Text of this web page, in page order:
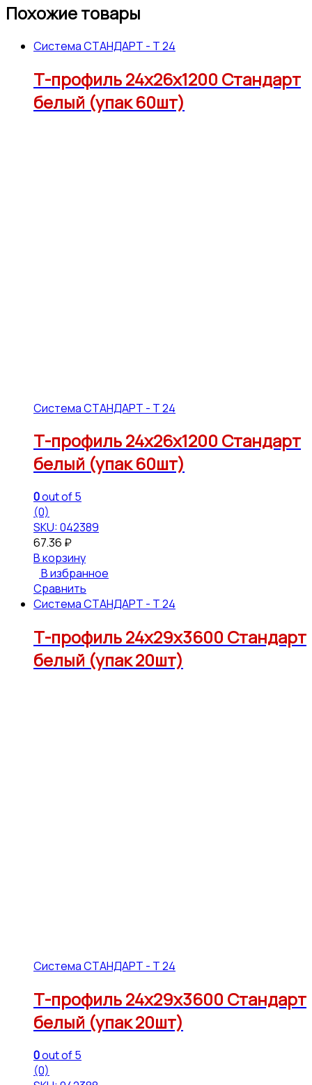
Похожие товары
Система СТАНДАРТ - Т 24
Т-профиль 24х26х1200 Стандарт
белый (упак 60шт)
Система СТАНДАРТ - Т 24
Т-профиль 24х26х1200 Стандарт
белый (упак 60шт)
0out of 5
(0)
SKU: 042389
67.36 ₽
В корзину
В избранное
Сравнить
Система СТАНДАРТ - Т 24
Т-профиль 24х29х3600 Стандарт
белый (упак 20шт)
Система СТАНДАРТ - Т 24
Т-профиль 24х29х3600 Стандарт
белый (упак 20шт)
0out of 5
(0)